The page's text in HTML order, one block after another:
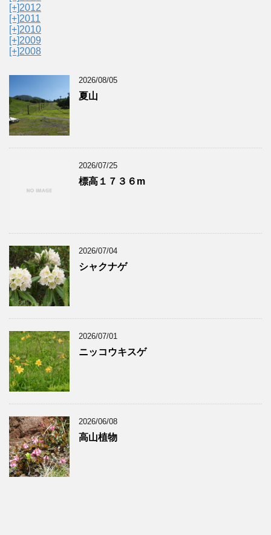
[+]2012
[+]2011
[+]2010
[+]2009
[+]2008
2026/08/05
夏山
2026/07/25
標高１７３６m
2026/07/04
シャクナゲ
2026/07/01
ニッコウキスゲ
2026/06/08
高山植物